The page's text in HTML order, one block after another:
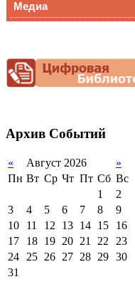
Снижение
документационной
нагрузки
Медиа
Архив Событий
« Август 2026
»
Пн Вт Ср Чт Пт Сб Вс
1
2
3
4 5 6 7 8
9
10
11 12 13 14 15
16
17
18 19 20 21 22 23
24 25 26 27 28 29 30
31